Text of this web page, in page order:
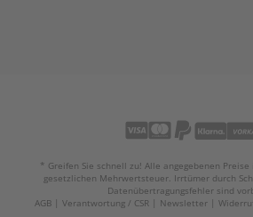
* Greifen Sie schnell zu! Alle angegebenen
gesetzlichen Mehrwertsteuer. Irrtümer durch
Datenübertragungsfehler sind
AGB
Verantwortung / CSR Newsletter